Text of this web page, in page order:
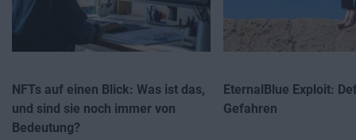
NFTs auf einen Blick: Was ist das,
und sind sie noch immer von
Bedeutung?
EternalBlue Exploit:
Gefahren